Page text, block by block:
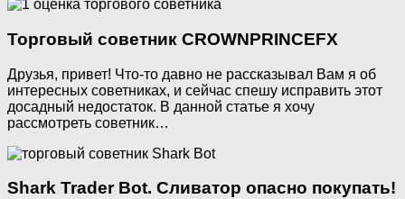
Торговый советник CROWNPRINCEFX
Друзья, привет! Что-то давно не рассказывал Вам я об
интересных советниках, и сейчас спешу исправить этот
досадный недостаток. В данной статье я хочу
рассмотреть советник…
Shark Trader Bot. Сливатор опасно покупать!